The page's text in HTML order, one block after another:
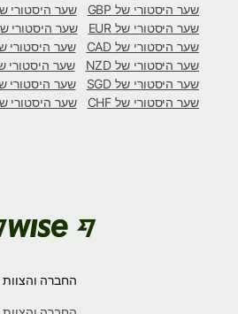
שער היסטורי של GBP
שער היסטורי של MXN
שער היסטורי של EUR
שער היסטורי של JPY
שער היסטורי של CAD
שער היסטורי של INR
שער היסטורי של NZD
שער היסטורי של ZAR
שער היסטורי של SGD
שער היסטורי של USD
שער היסטורי של CHF
שער היסטורי של IDR
החברה והצוות